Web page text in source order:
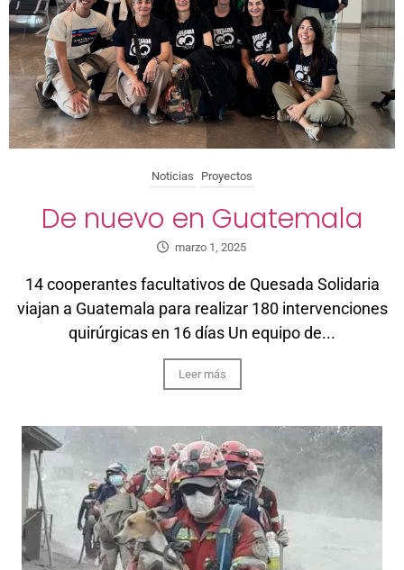
Noticias Proyectos
De nuevo en Guatemala
marzo 1, 2025
14 cooperantes facultativos de Quesada Solidaria
viajan a Guatemala para realizar 180 intervenciones
quirúrgicas en 16 días Un equipo de...
Leer más